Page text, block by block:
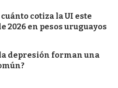
cotiza la UI este
2026 en pesos uruguayos
depresión forman una